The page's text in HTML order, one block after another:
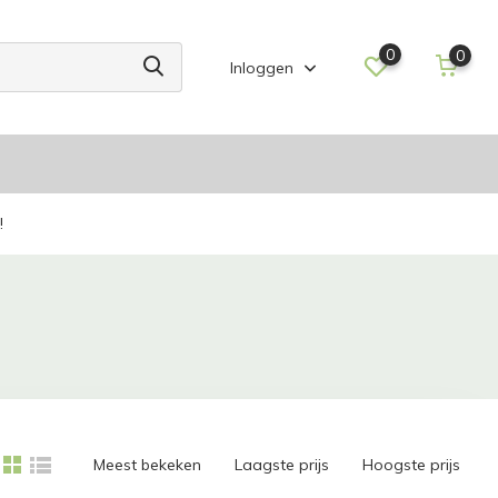
Inloggen
0 0
Meest bekeken Laagste prijs Hoogste prijs